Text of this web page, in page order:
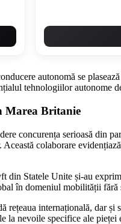
autonomă se
tehnologiilor autonome
Marea Britanie
concurența serioasă din
colaborare
Statele Unite și-au
în domeniul mobilității fără
rețeaua internațională, dar
la nevoile specifice ale pieței